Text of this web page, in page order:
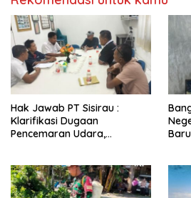
Hak Jawab PT Sisirau :
Klarifikasi Dugaan
Pencemaran Udara,